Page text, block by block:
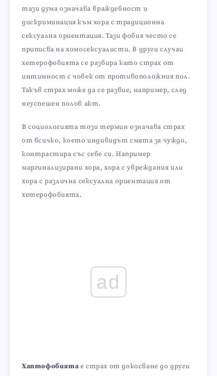
тази дума означава враждебност и
дискриминация към хора с традиционна
сексуална ориентация. Тази фобия често се
приписва на хомосексуалисти. В други случаи
хетерофобията се разбира като страх от
интимност с човек от противоположния пол.
Такъв страх може да се развие, например, след
неуспешен полов акт.
В социологията този термин означава страх
от всичко, което индивидът смята за чуждо,
контрастира със себе си. Например
маргинализирани хора, хора с увреждания или
хора с различна сексуална ориентация от
хетерофобията.
ad
Хаптофобиятае страх от докосване до други